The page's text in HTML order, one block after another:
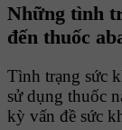
Những tình
đến thuốc
Tình trạng sức
sử dụng thuốc
kỳ vấn đề sức